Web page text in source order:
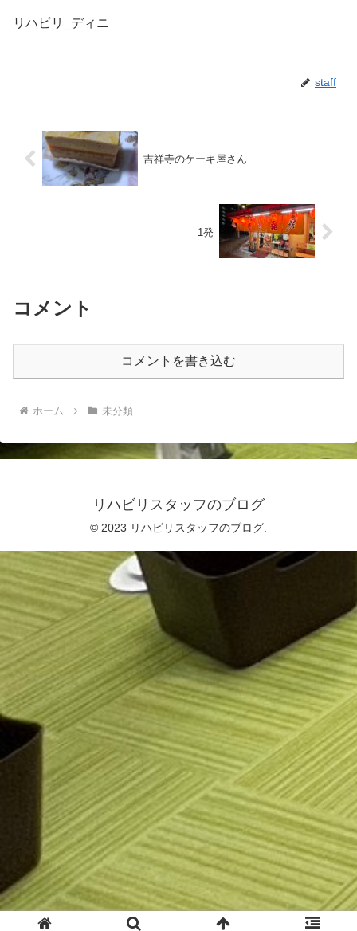
リハビリ_ディニ
staff
吉祥寺のケーキ屋さん
1発
コメント
コメントを書き込む
ホーム 未分類
リハビリスタッフのブログ
© 2023 リハビリスタッフのブログ.